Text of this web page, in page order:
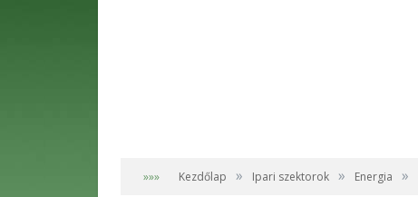
»»» Kezdőlap » Ipari szektorok » Energia »